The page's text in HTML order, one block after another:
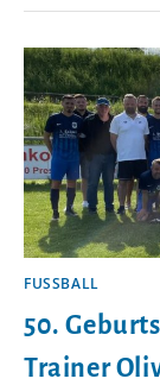
FUSSBALL
50.
Trainer